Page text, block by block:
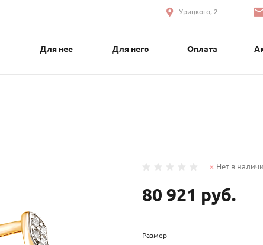
Урицкого, 2
Для нее Для него Оплата
Нет в
80 921 руб.
Размер